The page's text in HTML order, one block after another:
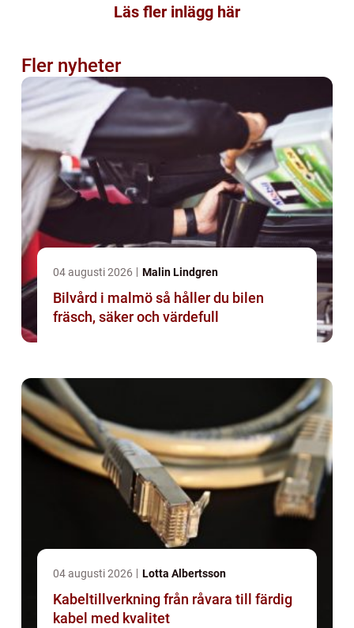
Läs fler inlägg här
Fler nyheter
04 augusti 2026 Malin Lindgren
Bilvård i malmö så håller du bilen
fräsch, säker och värdefull
04 augusti 2026 Lotta Albertsson
Kabeltillverkning från råvara till färdig
kabel med kvalitet